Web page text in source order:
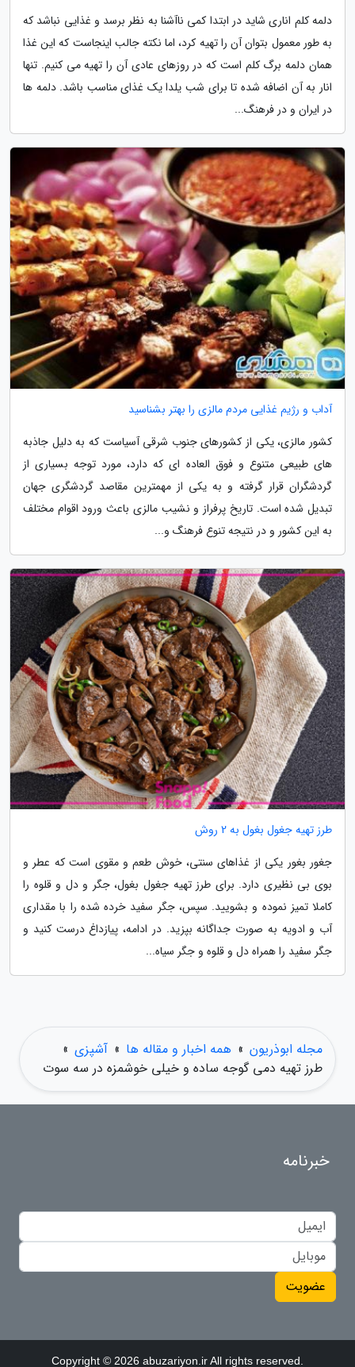
دلمه کلم اناری شاید در ابتدا کمی ناآشنا به نظر برسد و غذایی نباشد که
به طور معمول بتوان آن را تهیه کرد، اما نکته جالب اینجاست که این غذا
همان دلمه برگ کلم است که در روزهای عادی آن را تهیه می کنیم. تنها
انار به آن اضافه شده تا برای شب یلدا یک غذای مناسب باشد. دلمه ها
در ایران و در فرهنگ...
آداب و رژیم غذایی مردم مالزی را بهتر بشناسید
کشور مالزی، یکی از کشورهای جنوب شرقی آسیاست که به دلیل جاذبه
های طبیعی متنوع و فوق العاده ای که دارد، مورد توجه بسیاری از
گردشگران قرار گرفته و به یکی از مهمترین مقاصد گردشگری جهان
تبدیل شده است. تاریخ پرفراز و نشیب مالزی باعث ورود اقوام مختلف
به این کشور و در نتیجه تنوع فرهنگ و...
طرز تهیه جغول بغول به 2 روش
جغور بغور یکی از غذاهای سنتی، خوش طعم و مقوی است که عطر و
بوی بی نظیری دارد. برای طرز تهیه جغول بغول، جگر و دل و قلوه را
کاملا تمیز نموده و بشویید. سپس، جگر سفید خرده شده را با مقداری
آب و ادویه به صورت جداگانه بپزید. در ادامه، پیازداغ درست کنید و
جگر سفید را همراه دل و قلوه و جگر سیاه...
مجله ابوذریون » همه اخبار و مقاله ها » آشپزی »
طرز تهیه دمی گوجه ساده و خیلی خوشمزه در سه سوت
خبرنامه
عضویت
Copyright © 2026 abuzariyon.ir All rights reserved.